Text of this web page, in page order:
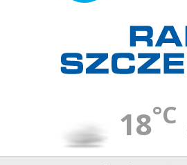
18°C